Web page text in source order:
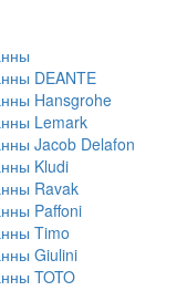
DEANTE
Hansgrohe
Lemark
Jacob Delafon
Kludi
Ravak
Paffoni
Timo
Giulini
TOTO